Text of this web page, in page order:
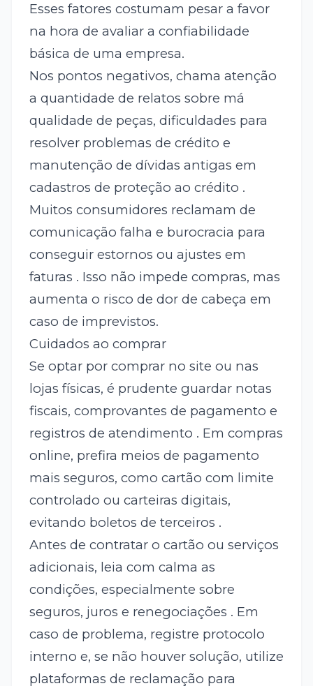
Esses fatores costumam pesar a favor
na hora de avaliar a confiabilidade
básica de uma empresa.
Nos pontos negativos, chama atenção
a quantidade de relatos sobre má
qualidade de peças, dificuldades para
resolver problemas de crédito e
manutenção de dívidas antigas em
cadastros de proteção ao crédito .
Muitos consumidores reclamam de
comunicação falha e burocracia para
conseguir estornos ou ajustes em
faturas . Isso não impede compras, mas
aumenta o risco de dor de cabeça em
caso de imprevistos.
Cuidados ao comprar
Se optar por comprar no site ou nas
lojas físicas, é prudente guardar notas
fiscais, comprovantes de pagamento e
registros de atendimento . Em compras
online, prefira meios de pagamento
mais seguros, como cartão com limite
controlado ou carteiras digitais,
evitando boletos de terceiros .
Antes de contratar o cartão ou serviços
adicionais, leia com calma as
condições, especialmente sobre
seguros, juros e renegociações . Em
caso de problema, registre protocolo
interno e, se não houver solução, utilize
plataformas de reclamação para